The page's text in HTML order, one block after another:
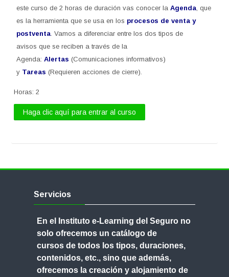
este curso de 2 horas de duración vas conocer laAgenda, que
es la herramienta que se usa en los procesos de venta y
postventa. Vamos a diferenciar entre los dos tipos de
avisos que se reciben a través de la
Agenda:Alertas (Comunicaciones informativos)
y Tareas (Requieren acciones de cierre).
Horas:2
Haga clic aquí para entrar al curso
Servicios
En el Instituto e-Learning del Seguro no
solo ofrecemos uncatálogo de
cursos de todos los tipos, duraciones,
contenidos, etc., sino que además,
ofrecemos la creación y alojamiento de